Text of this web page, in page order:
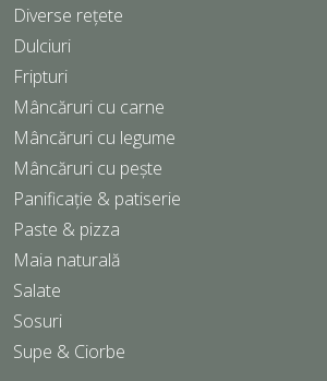
Diverse rețete
Dulciuri
Fripturi
Mâncăruri cu carne
Mâncăruri cu legume
Mâncăruri cu pește
Panificație & patiserie
Paste & pizza
Maia naturală
Salate
Sosuri
Supe & Ciorbe